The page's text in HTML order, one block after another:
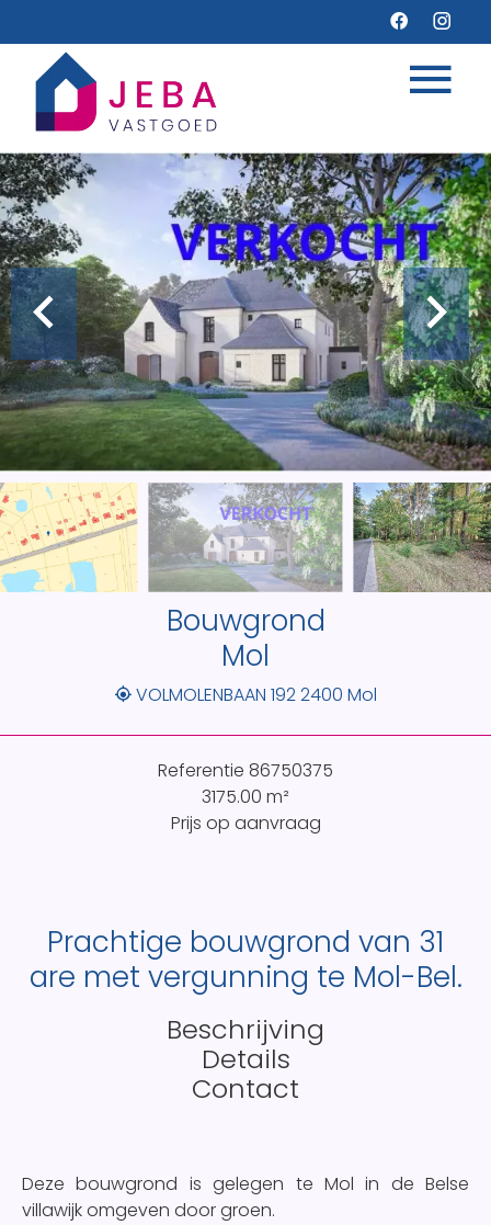
Bouwgrond
Mol
VOLMOLENBAAN 192 2400 Mol
Referentie 86750375
3175.00 m²
Prijs op aanvraag
Prachtige bouwgrond van 31
are met vergunning te Mol-Bel.
Beschrijving
Details
Contact
Deze bouwgrond is gelegen te Mol in de Belse
villawijk omgeven door groen.